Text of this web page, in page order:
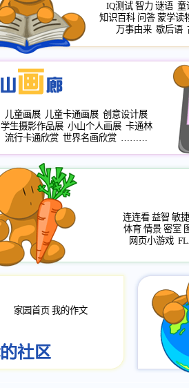
IQ测试 智力 谜语 童
知识百科 问答 蒙学读
万事由来 歇后语
儿童画展 儿童卡通画展 创意设计展
学生摄影作品展 小山个人画展 卡通林
流行卡通欣赏 世界名画欣赏 ………
连连看 益智 敏捷
体育 情景 密室
网页小游戏
家园首页 我的作文